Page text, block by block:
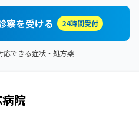
察を受ける 24時間受付
応できる症状・処方薬
院